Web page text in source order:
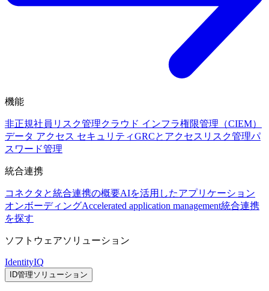
機能
非正規社員リスク管理クラウド インフラ権限管理（CIEM）
データ アクセス セキュリティGRCとアクセスリスク管理パ
スワード管理
統合連携
コネクタと統合連携の概要AIを活用したアプリケーション
オンボーディングAccelerated application management統合連携
を探す
ソフトウェアソリューション
IdentityIQ
ID管理ソリューション